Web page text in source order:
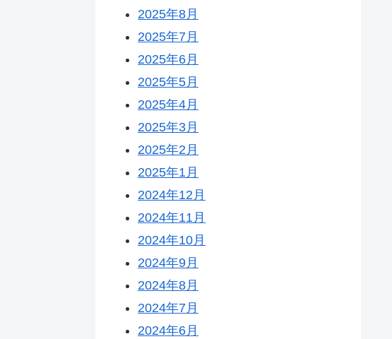
2025年8月
2025年7月
2025年6月
2025年5月
2025年4月
2025年3月
2025年2月
2025年1月
2024年12月
2024年11月
2024年10月
2024年9月
2024年8月
2024年7月
2024年6月